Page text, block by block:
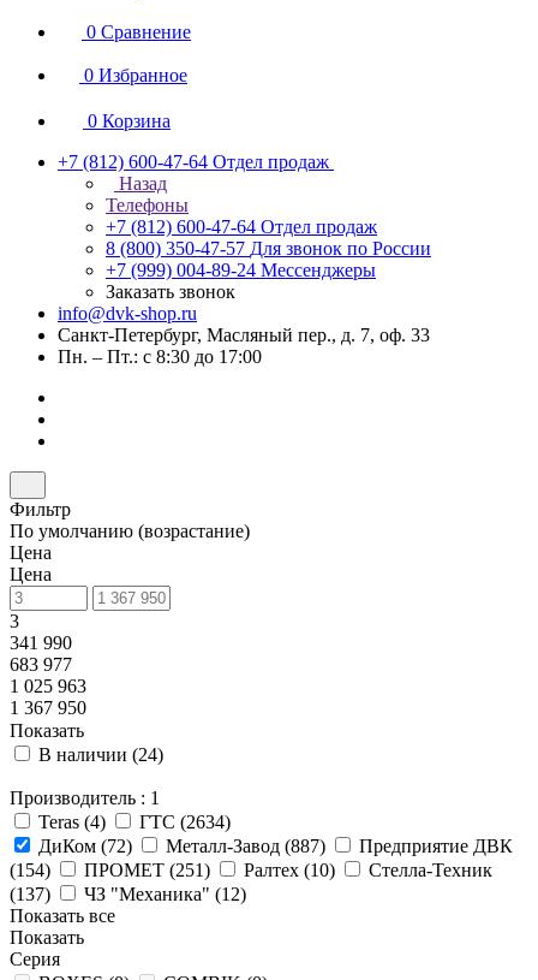
0 Сравнение
0 Избранное
0 Корзина
+7 (812) 600-47-64 Отдел продаж
Назад
Телефоны
+7 (812) 600-47-64 Отдел продаж
8 (800) 350-47-57 Для звонок по России
+7 (999) 004-89-24 Мессенджеры
Заказать звонок
info@dvk-shop.ru
Санкт-Петербург, Масляный пер., д. 7, оф. 33
Пн. – Пт.: с 8:30 до 17:00
Фильтр
По умолчанию (возрастание)
Цена
Цена
3
341 990
683 977
1 025 963
1 367 950
Показать
В наличии (24)
Производитель : 1
Teras (4) ГТС (2634)
ДиКом (72) Металл-Завод (887)
Предприятие ДВК
(154) ПРОМЕТ (251) Ралтех (10)
Стелла-Техник
(137) ЧЗ "Механика" (12)
Показать все
Показать
Серия